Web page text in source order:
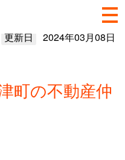
更新日 2024年03月08日
町の不動産仲